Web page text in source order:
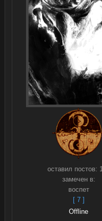
оставил постов:
замечен в:
воспет
[ 7 ]
Offline